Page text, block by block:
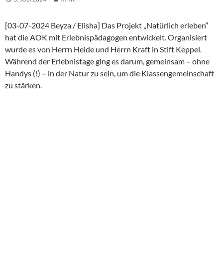
[03-07-2024 Beyza / Elisha] Das Projekt „Natürlich erleben“
hat die AOK mit Erlebnispädagogen entwickelt. Organisiert
wurde es von Herrn Heide und Herrn Kraft in Stift Keppel.
Während der Erlebnistage ging es darum, gemeinsam – ohne
Handys (!) – in der Natur zu sein, um die Klassengemeinschaft
zu stärken.